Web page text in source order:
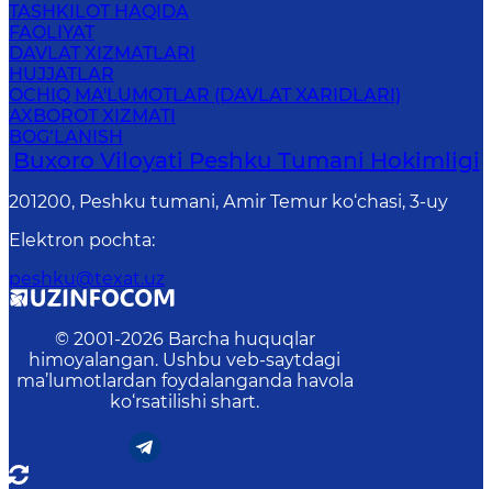
TASHKILOT HAQIDA
FAOLIYAT
DAVLAT XIZMATLARI
HUJJATLAR
OCHIQ MA'LUMOTLAR (DAVLAT XARIDLARI)
AXBOROT XIZMATI
BOG‘LANISH
Buxoro Viloyati Peshku Tumani Hokimligi
201200, Peshku tumani, Аmir Temur ko‘chasi, 3-uy
Elektron pochta:
peshku@texat.uz
© 2001-2026 Barcha huquqlar
himoyalangan. Ushbu veb-saytdagi
ma’lumotlardan foydalanganda havola
ko‘rsatilishi shart.